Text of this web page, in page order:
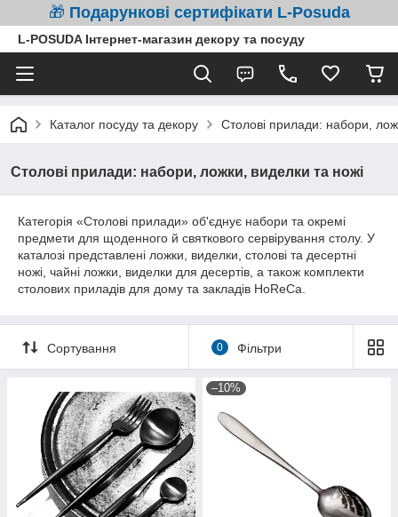
🎁 Подарункові сертифікати L-Posuda
L-POSUDA Інтернет-магазин декору та посуду
Каталог посуду та декору Столові прилади: набори,
Столові прилади: набори, ложки, виделки та ножі
Категорія «Столові прилади» об'єднує набори та окремі
предмети для щоденного й святкового сервірування столу. У
каталозі представлені ложки, виделки, столові та десертні
ножі, чайні ложки, виделки для десертів, а також комплекти
столових приладів для дому та закладів HoReCa.
Сортування 0 Фільтри
–10%